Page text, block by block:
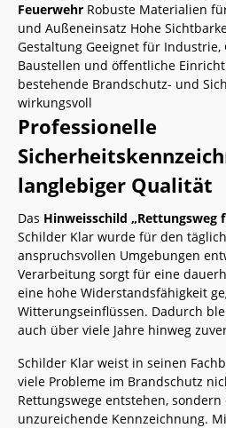
Feuerwehr Robuste Materialien
und Außeneinsatz Hohe
Gestaltung Geeignet für Industrie,
Baustellen und öffentliche
bestehende Brandschutz- und
wirkungsvoll
Professionelle
langlebiger Qualität
Das Hinweisschild „Rettungsweg
Schilder Klar wurde für den
anspruchsvollen Umgebungen
Verarbeitung sorgt für eine
eine hohe Widerstandsfähigkeit
Witterungseinflüssen. Dadurch
auch über viele Jahre hinweg
Schilder Klar weist in seinen
viele Probleme im Brandschutz
Rettungswege entstehen,
unzureichende Kennzeichnung.